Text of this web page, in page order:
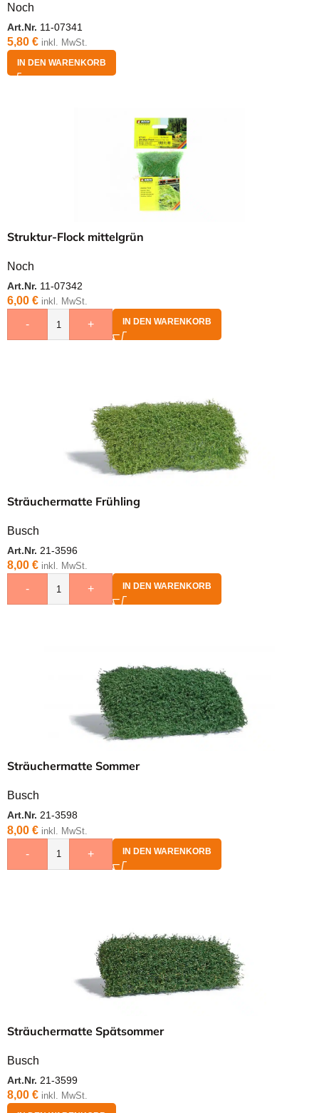
Noch
Art.Nr. 11-07341
5,80 € inkl. MwSt.
IN DEN WARENKORB
Struktur-Flock mittelgrün
Noch
Art.Nr. 11-07342
6,00 € inkl. MwSt.
- + IN DEN WARENKORB
Sträuchermatte Frühling
Busch
Art.Nr. 21-3596
8,00 € inkl. MwSt.
- + IN DEN WARENKORB
Sträuchermatte Sommer
Busch
Art.Nr. 21-3598
8,00 € inkl. MwSt.
- + IN DEN WARENKORB
Sträuchermatte Spätsommer
Busch
Art.Nr. 21-3599
8,00 € inkl. MwSt.